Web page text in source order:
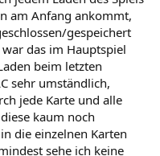
am Anfang ankommt,
gespeichert
das im Hauptspiel
beim letzten
sehr umständlich,
jede Karte und alle
kaum noch
die einzelnen Karten
sehe ich keine